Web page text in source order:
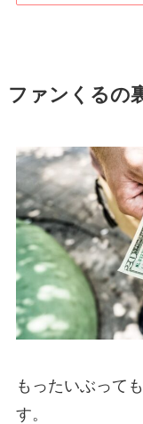
ファンくるの
もったいぶって
す。